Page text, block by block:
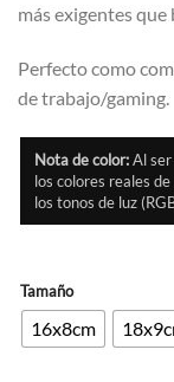
más exigentes que
Perfecto como
de trabajo/gaming.
Nota de color:Al
los colores reales
los tonos de luz
Tamaño
16x8cm